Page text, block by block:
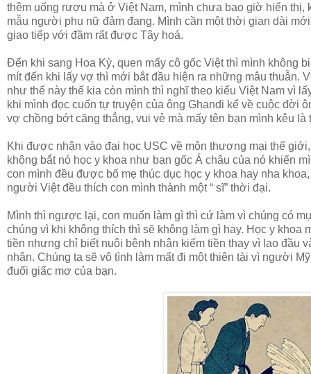
thêm uống rượu mà ở Việt Nam, mình chưa bao giờ hiển
mẫu người phụ nữ đảm đang. Mình cần một thời gian dài
giao tiếp với đầm rất được Tây hoá.
Đến khi sang Hoa Kỳ, quen mấy cô gốc Việt thì mình không
mít đến khi lấy vợ thì mới bắt đầu hiện ra những mâu thuẫn.
như thế này thế kia còn mình thì nghĩ theo kiểu Việt Nam vì
khi mình đọc cuốn tự truyện của ông Ghandi kể về cuộc đời
vợ chồng bớt căng thẳng, vui vẻ mà mấy tên bạn mình kêu là
Khi được nhận vào đại học USC về môn thương mại thế
không bắt nó học y khoa như bạn gốc Á châu của nó khiến
con mình đều được bố mẹ thúc dục học y khoa hay nha
người Việt đều thích con mình thành một “ sĩ” thời đại.
Mình thì ngược lại, con muốn làm gì thì cứ làm vì chúng có
chúng vì khi không thích thì sẽ không làm gì hay. Học y khoa
tiền nhưng chỉ biết nuôi bệnh nhân kiếm tiền thay vì lao đầu
nhân. Chúng ta sẽ vô tình làm mất đi một thiên tài vì người
đuổi giấc mơ của bạn.